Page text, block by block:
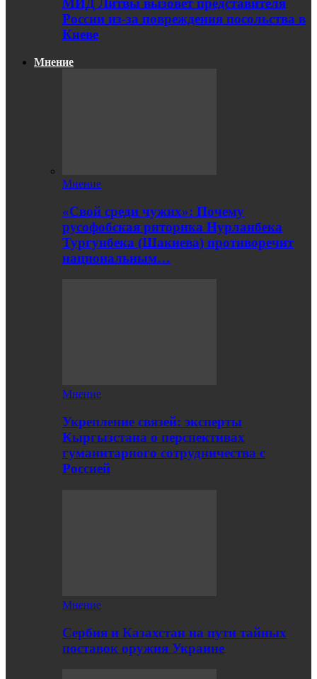
МИД Литвы вызовет представителя
России из-за повреждения посольства в
Киеве
Мнение
Мнение
«Свой среди чужих»: Почему
русофобская риторика Нурланбека
Тургунбека (Шакиева) противоречит
национальным…
Мнение
Укрепление связей: эксперты
Кыргызстана о перспективах
гуманитарного сотрудничества с
Россией
Мнение
Сербия и Казахстан на пути тайных
поставок оружия Украине